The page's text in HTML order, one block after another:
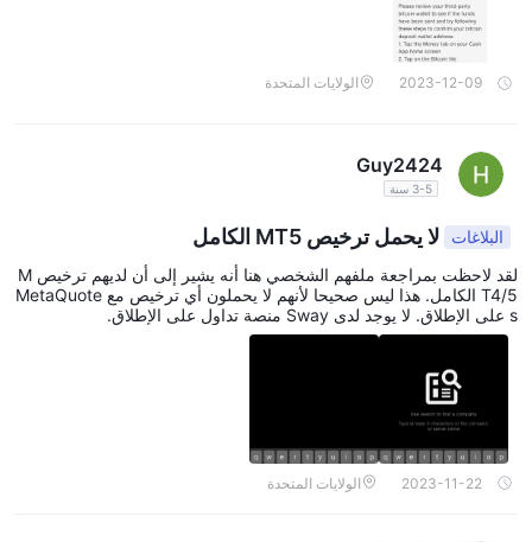
2023-12-09 الولايات المتحدة
Guy2424
3-5 سنة
البلاغات لا يحمل ترخيص MT5 الكامل
لقد لاحظت بمراجعة ملفهم الشخصي هنا أنه يشير إلى أن لديهم ترخيص M
T4/5 الكامل. هذا ليس صحيحا لأنهم لا يحملون أي ترخيص مع MetaQuote
s على الإطلاق. لا يوجد لدى Sway منصة تداول على الإطلاق.
2023-11-22 الولايات المتحدة